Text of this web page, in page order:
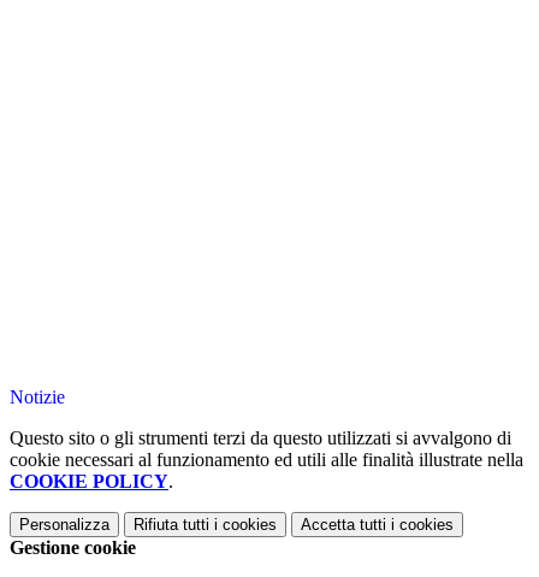
Notizie
Questo sito o gli strumenti terzi da questo utilizzati si avvalgono di
cookie necessari al funzionamento ed utili alle finalità illustrate nella
COOKIE POLICY.
Personalizza Rifiuta tutti i cookies Accetta tutti i cookies
Gestione cookie